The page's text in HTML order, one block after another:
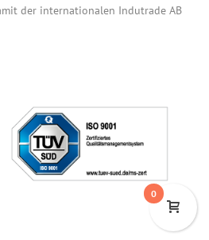
der internationalen Indutrade AB
0